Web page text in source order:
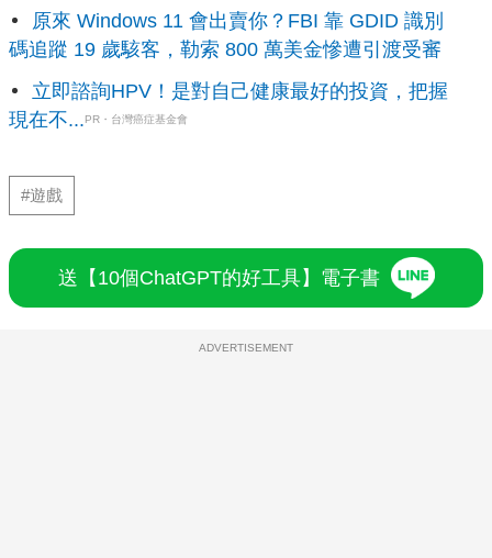
原來 Windows 11 會出賣你？FBI 靠 GDID 識別
碼追蹤 19 歲駭客，勒索 800 萬美金慘遭引渡受審
立即諮詢HPV！是對自己健康最好的投資，把握
現在不...PR・台灣癌症基金會
#遊戲
送【10個ChatGPT的好工具】電子書
ADVERTISEMENT